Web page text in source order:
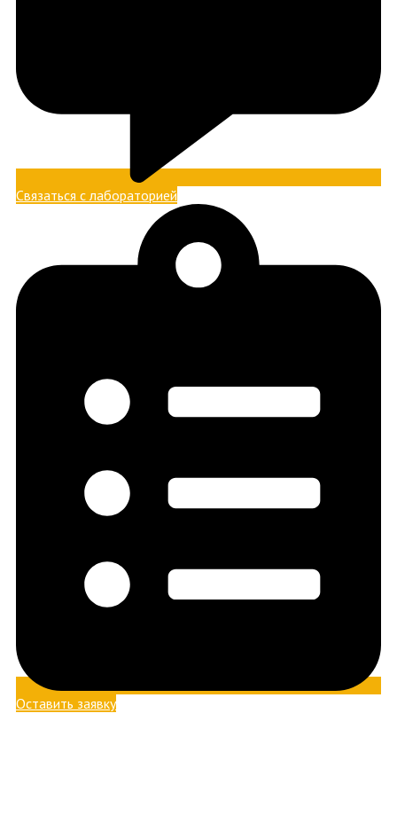
Связаться с лабораторией
Оставить заявку